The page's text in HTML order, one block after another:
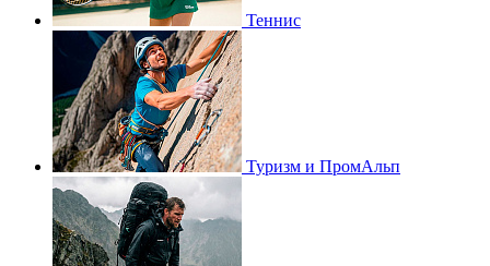
Теннис
Туризм и ПромАльп